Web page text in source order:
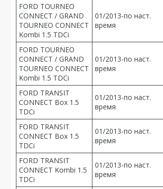
FORD TOURNEO
CONNECT / GRAND
TOURNEO CONNECT
Kombi 1.5 TDCi
01/2013-по наст.
время
FORD TOURNEO
CONNECT / GRAND
TOURNEO CONNECT
Kombi 1.5 TDCi
01/2013-по наст.
время
FORD TRANSIT
CONNECT Box 1.5
TDCi
01/2013-по наст.
время
FORD TRANSIT
CONNECT Box 1.5
TDCi
01/2013-по наст.
время
FORD TRANSIT
CONNECT Kombi 1.5
TDCi
01/2013-по наст.
время